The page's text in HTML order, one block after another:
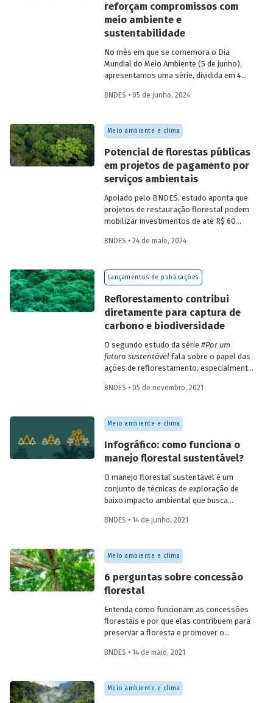
reforçam compromissos com
meio ambiente e
sustentabilidade
No mês em que se comemora o Dia
Mundial do Meio Ambiente (5 de junho),
apresentamos uma série, dividida em 4
BNDES relacionadas ao tema. Esta
Amazônia e Estruturação de Soluções de
Parques e Florestas.
BNDES • 05 de junho, 2024
Meio ambiente e clima
Potencial de florestas públicas
em projetos de pagamento por
serviços ambientais
Apoiado pelo BNDES, estudo aponta que
projetos de restauração florestal podem
mobilizar investimentos de até R$ 60
principalmente na Amazônia. Áreas
milhões de unidades de crédito de
carbono verificadas (VUC) anualmente
BNDES • 24 de maio, 2024
Lançamentos de publicações
Reflorestamento contribui
diretamente para captura de
carbono e biodiversidade
O segundo estudo da série #Por um
futuro sustentávelfala sobre o papel das
ações de reflorestamento, especialmente
mitigação das mudanças climáticas. A
restauração de florestas nativas, como
captura de CO e conservação da
biodiversidade.
BNDES • 05 de novembro, 2021
Meio ambiente e clima
Infográfico: como funciona o
manejo florestal sustentável?
O manejo florestal sustentável é um
conjunto de técnicas de exploração de
baixo impacto ambiental que busca
mantendo-a em pé e contribuindo para a
produtividade, capacidade de regeneração
e demais funções ecológicas, econômicas
preparamos para explicar como isso
funciona.
BNDES • 14 de junho, 2021
Meio ambiente e clima
6 perguntas sobre concessão
florestal
Entenda como funcionam as concessões
florestais e por que elas contribuem para
preservar a floresta e promover o
comunidades locais. Preparamos um
esclarecer as principais dúvidas sobre o
tema.
BNDES • 14 de maio, 2021
Meio ambiente e clima